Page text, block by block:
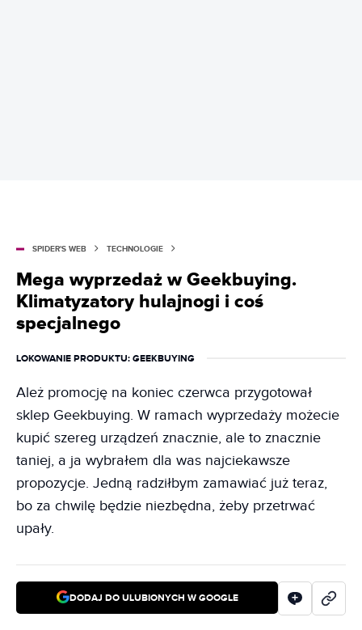
SPIDER'S WEB TECHNOLOGIE
Mega wyprzedaż w Geekbuying.
Klimatyzatory hulajnogi i coś
specjalnego
LOKOWANIE PRODUKTU: GEEKBUYING
Ależ promocję na koniec czerwca przygotował
sklep Geekbuying. W ramach wyprzedaży możecie
kupić szereg urządzeń znacznie, ale to znacznie
taniej, a ja wybrałem dla was najciekawsze
propozycje. Jedną radziłbym zamawiać już teraz,
bo za chwilę będzie niezbędna, żeby przetrwać
upały.
DODAJ DO ULUBIONYCH W GOOGLE